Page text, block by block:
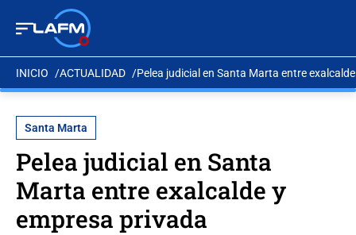
INICIO ACTUALIDAD Pelea judicial en Santa Marta entre
Santa Marta
Pelea judicial en Santa
Marta entre exalcalde y
empresa privada